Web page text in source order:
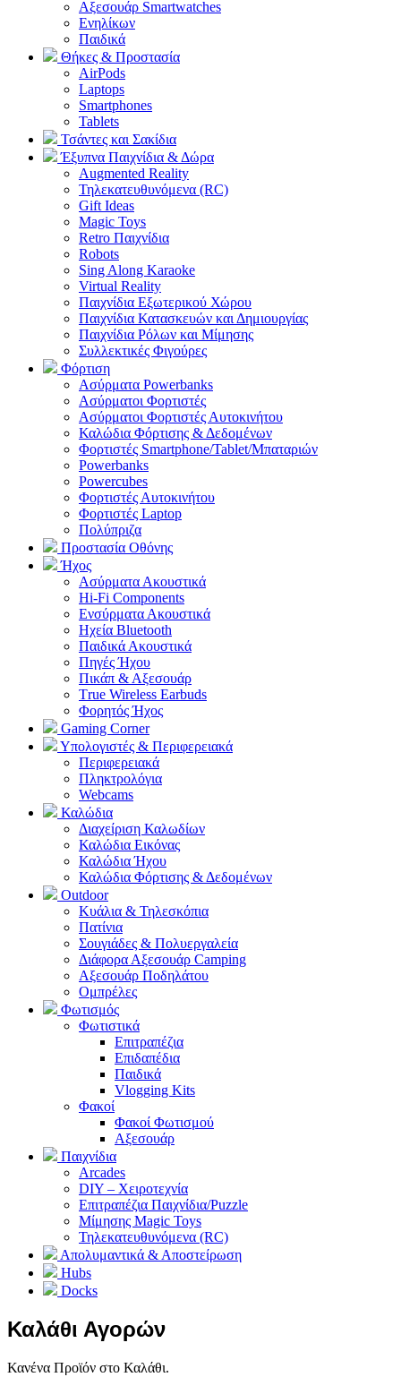
Αξεσουάρ Smartwatches
Ενηλίκων
Παιδικά
Θήκες & Προστασία
AirPods
Laptops
Smartphones
Tablets
Τσάντες και Σακίδια
Έξυπνα Παιχνίδια & Δώρα
Augmented Reality
Τηλεκατευθυνόμενα (RC)
Gift Ideas
Magic Toys
Retro Παιχνίδια
Robots
Sing Along Karaoke
Virtual Reality
Παιχνίδια Εξωτερικού Χώρου
Παιχνίδια Κατασκευών και Δημιουργίας
Παιχνίδια Ρόλων και Μίμησης
Συλλεκτικές Φιγούρες
Φόρτιση
Ασύρματα Powerbanks
Aσύρματοι Φορτιστές
Ασύρματοι Φορτιστές Αυτοκινήτου
Καλώδια Φόρτισης & Δεδομένων
Φορτιστές Smartphone/Tablet/Μπαταριών
Powerbanks
Powercubes
Φορτιστές Αυτοκινήτου
Φορτιστές Laptop
Πολύπριζα
Προστασία Οθόνης
Ήχος
Ασύρματα Ακουστικά
Hi-Fi Components
Ενσύρματα Ακουστικά
Ηχεία Bluetooth
Παιδικά Ακουστικά
Πηγές Ήχου
Πικάπ & Αξεσουάρ
Τrue Wireless Earbuds
Φορητός Ήχος
Gaming Corner
Υπολογιστές & Περιφερειακά
Περιφερειακά
Πληκτρολόγια
Webcams
Καλώδια
Διαχείριση Καλωδίων
Καλώδια Εικόνας
Καλώδια Ήχου
Καλώδια Φόρτισης & Δεδομένων
Outdoor
Κυάλια & Τηλεσκόπια
Πατίνια
Σουγιάδες & Πολυεργαλεία
Διάφορα Αξεσουάρ Camping
Αξεσουάρ Ποδηλάτου
Ομπρέλες
Φωτισμός
Φωτιστικά
Επιτραπέζια
Επιδαπέδια
Παιδικά
Vlogging Kits
Φακοί
Φακοί Φωτισμού
Αξεσουάρ
Παιχνίδια
Arcades
DIY – Χειροτεχνία
Επιτραπέζια Παιχνίδια/Puzzle
Μίμησης Magic Toys
Τηλεκατευθυνόμενα (RC)
Απολυμαντικά & Αποστείρωση
Hubs
Docks
Καλάθι Αγορών
Κανένα Προϊόν στο Καλάθι.